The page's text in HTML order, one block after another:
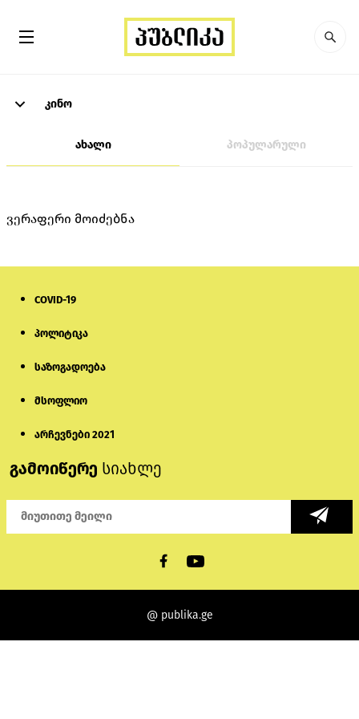
კინო
ახალი პოპულარული
ვერაფერი მოიძებნა
COVID-19
პოლიტიკა
საზოგადოება
მსოფლიო
არჩევნები 2021
გამოიწერე სიახლე
@ publika.ge